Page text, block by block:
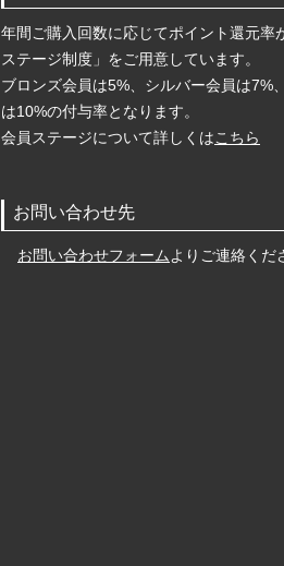
年間ご購入回数に応じてポイント還元率
ステージ制度」をご用意しています。
ブロンズ会員は5%、シルバー会員は7%
は10%の付与率となります。
会員ステージについて詳しくはこちら
お問い合わせ先
お問い合わせフォーム よりご連絡くだ